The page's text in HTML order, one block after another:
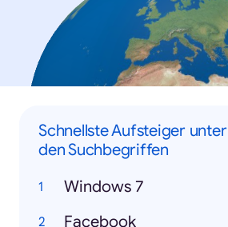
Schnellste Aufsteiger unter
den Suchbegriffen
Windows 7
Facebook